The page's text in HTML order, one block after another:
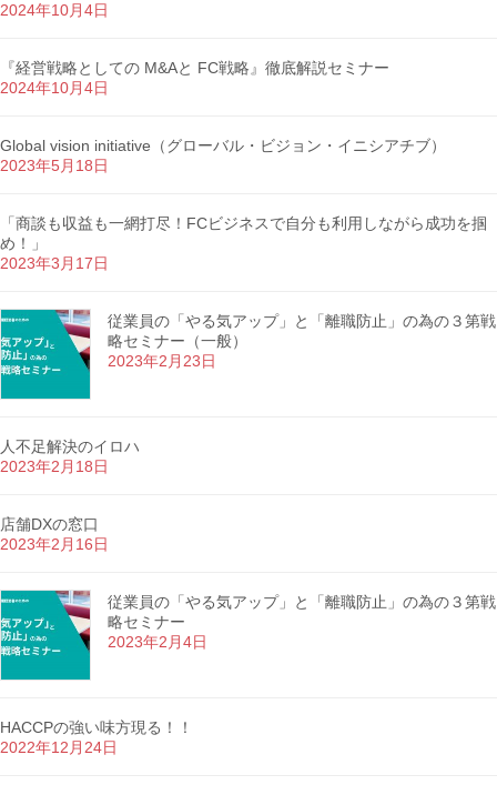
2024年10月4日
『経営戦略としての M&Aと FC戦略』徹底解説セミナー
2024年10月4日
Global vision initiative（グローバル・ビジョン・イニシアチブ）
2023年5月18日
「商談も収益も一網打尽！FCビジネスで自分も利用しながら成功を掴
め！」
2023年3月17日
従業員の「やる気アップ」と「離職防止」の為の３第戦
略セミナー（一般）
2023年2月23日
人不足解決のイロハ
2023年2月18日
店舗DXの窓口
2023年2月16日
従業員の「やる気アップ」と「離職防止」の為の３第戦
略セミナー
2023年2月4日
HACCPの強い味方現る！！
2022年12月24日